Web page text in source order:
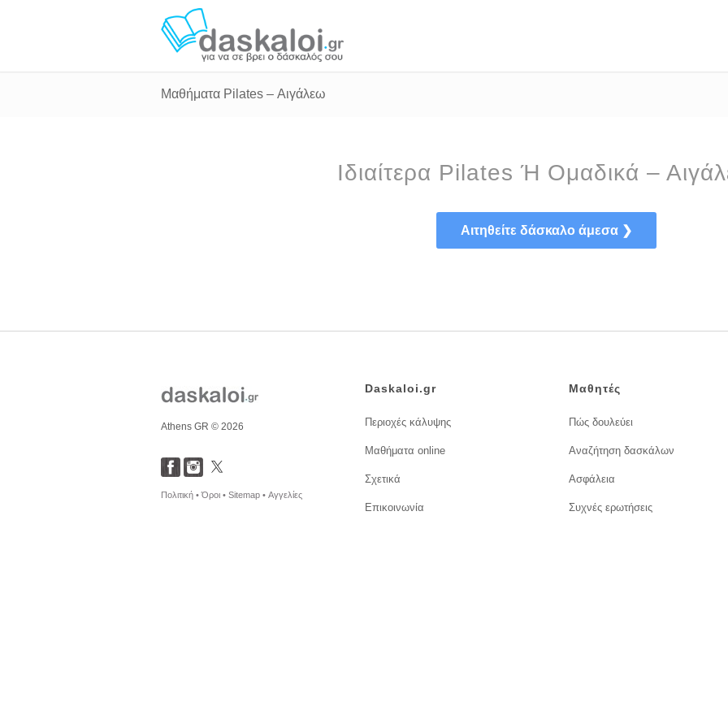
Μαθήματα Pilates – Αιγάλεω
Ιδιαίτερα Pilates Ή Ομαδικά –
Αιτηθείτε δάσκαλο άμεσα ❯
Athens GR © 2026
Πολιτική •Όροι • Sitemap • Αγγελίες
Daskaloi.gr
Περιοχές κάλυψης
Μαθήματα online
Σχετικά
Επικοινωνία
Μαθητές
Πώς δουλεύει
Αναζήτηση δασκάλων
Ασφάλεια
Συχνές ερωτήσεις